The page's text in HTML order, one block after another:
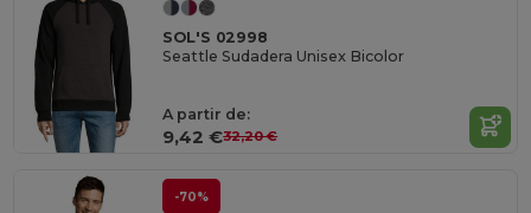
SOL'S 02998
Seattle Sudadera Unisex Bicolor
A partir de:
9,42 €32,20 €
-70%